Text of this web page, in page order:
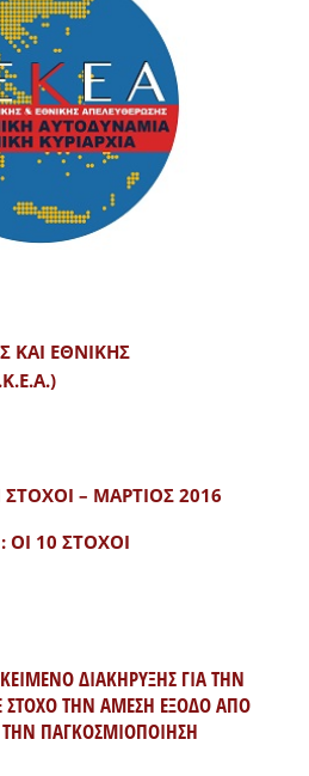
ΚΑΙ ΕΘΝΙΚΗΣ
– ΜΑΡΤΙΟΣ 2016
ΟΙ 10 ΣΤΟΧΟΙ
ΔΙΑΚΗΡΥΞΗΣ ΓΙΑ ΤΗΝ
ΤΗΝ ΑΜΕΣΗ ΕΞΟΔΟ ΑΠΟ
ΠΑΓΚΟΣΜΙΟΠΟΙΗΣΗ